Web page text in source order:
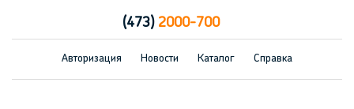
(473)2000-700
Авторизация Новости Каталог Справка